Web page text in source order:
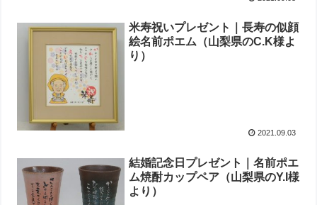
米寿祝いプレゼント｜長寿の似顔
絵名前ポエム（山梨県のC.K様よ
り）
2021.09.03
結婚記念日プレゼント｜名前ポエ
ム焼酎カップペア（山梨県のY.I様
より）